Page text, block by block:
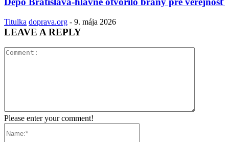
Titulka doprava.org - 9. mája 2026
LEAVE A REPLY
Please enter your comment!